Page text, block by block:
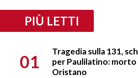
PIÙ LETTI
01
Tragedia sulla 131,
per Paulilatino: morto
Oristano